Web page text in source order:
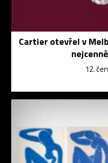
Cartier otevřel v
12.